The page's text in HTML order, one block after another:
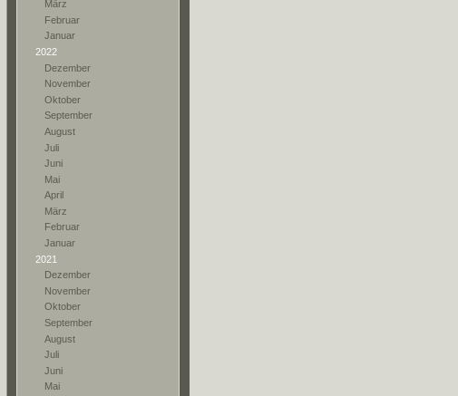
März
Februar
Januar
2022
Dezember
November
Oktober
September
August
Juli
Juni
Mai
April
März
Februar
Januar
2021
Dezember
November
Oktober
September
August
Juli
Juni
Mai